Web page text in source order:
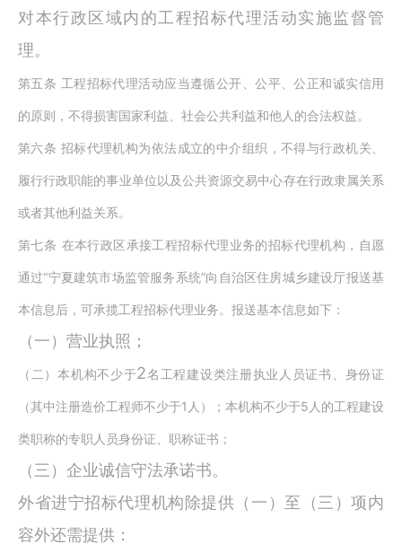
对本行政区域内的工程招标代理活动实施监督管
理。
第五条 工程招标代理活动应当遵循公开、公平、公正和诚实信用
的原则，不得损害国家利益、社会公共利益和他人的合法权益。
第六条 招标代理机构为依法成立的中介组织，不得与行政机关、
履行行政职能的事业单位以及公共资源交易中心存在行政隶属关系
或者其他利益关系。
第七条 在本行政区承接工程招标代理业务的招标代理机构，自愿
通过“宁夏建筑市场监管服务系统”向自治区住房城乡建设厅报送基
本信息后，可承揽工程招标代理业务。报送基本信息如下：
（一）营业执照；
（二）本机构不少于2名工程建设类注册执业人员证书、身份证
（其中注册造价工程师不少于1 人）；本机构不少于5 人的工程建设
类职称的专职人员身份证、职称证书；
（三）企业诚信守法承诺书。
外省进宁招标代理机构除提供（一）至（三）项内
容外还需提供：